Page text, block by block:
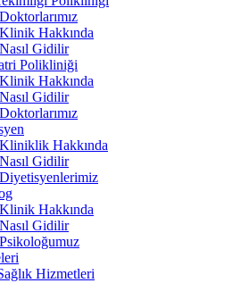
Doktorlarımız
Klinik Hakkında
Nasıl Gidilir
Polikliniği
Klinik Hakkında
Nasıl Gidilir
Doktorlarımız
Kliniklik Hakkında
Nasıl Gidilir
Diyetisyenlerimiz
Klinik Hakkında
Nasıl Gidilir
Psikoloğumuz
Hizmetleri